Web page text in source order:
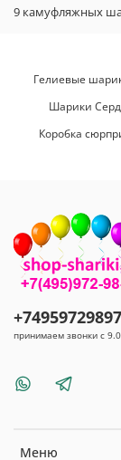
9 камуфляжных
Гелиевые
Шарики
Коробка
Меню
+74959729897
принимаем звонки с